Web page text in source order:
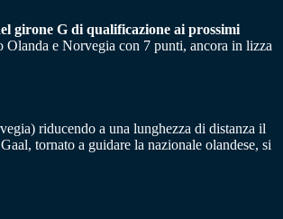
girone G di qualificazione ai prossimi
Olanda e Norvegia con 7 punti, ancora in lizza
riducendo a una lunghezza di distanza il
tornato a guidare la nazionale olandese, si